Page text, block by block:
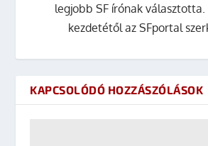
legjobb SF írónak választotta.
kezdetétől az SFportal
KAPCSOLÓDÓ HOZZÁSZÓLÁSOK